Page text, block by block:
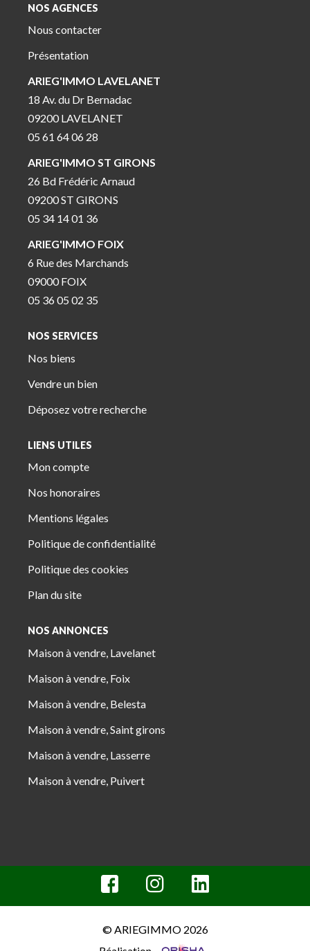
NOS AGENCES
Nous contacter
Présentation
ARIEG'IMMO LAVELANET
18 Av. du Dr Bernadac
09200 LAVELANET
05 61 64 06 28
ARIEG'IMMO ST GIRONS
26 Bd Frédéric Arnaud
09200 ST GIRONS
05 34 14 01 36
ARIEG'IMMO FOIX
6 Rue des Marchands
09000 FOIX
05 36 05 02 35
NOS SERVICES
Nos biens
Vendre un bien
Déposez votre recherche
LIENS UTILES
Mon compte
Nos honoraires
Mentions légales
Politique de confidentialité
Politique des cookies
Plan du site
NOS ANNONCES
Maison à vendre, Lavelanet
Maison à vendre, Foix
Maison à vendre, Belesta
Maison à vendre, Saint girons
Maison à vendre, Lasserre
Maison à vendre, Puivert
© ARIEGIMMO 2026